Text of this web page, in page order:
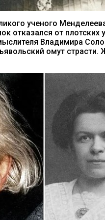
ученого
отказался от
Владимира
омут